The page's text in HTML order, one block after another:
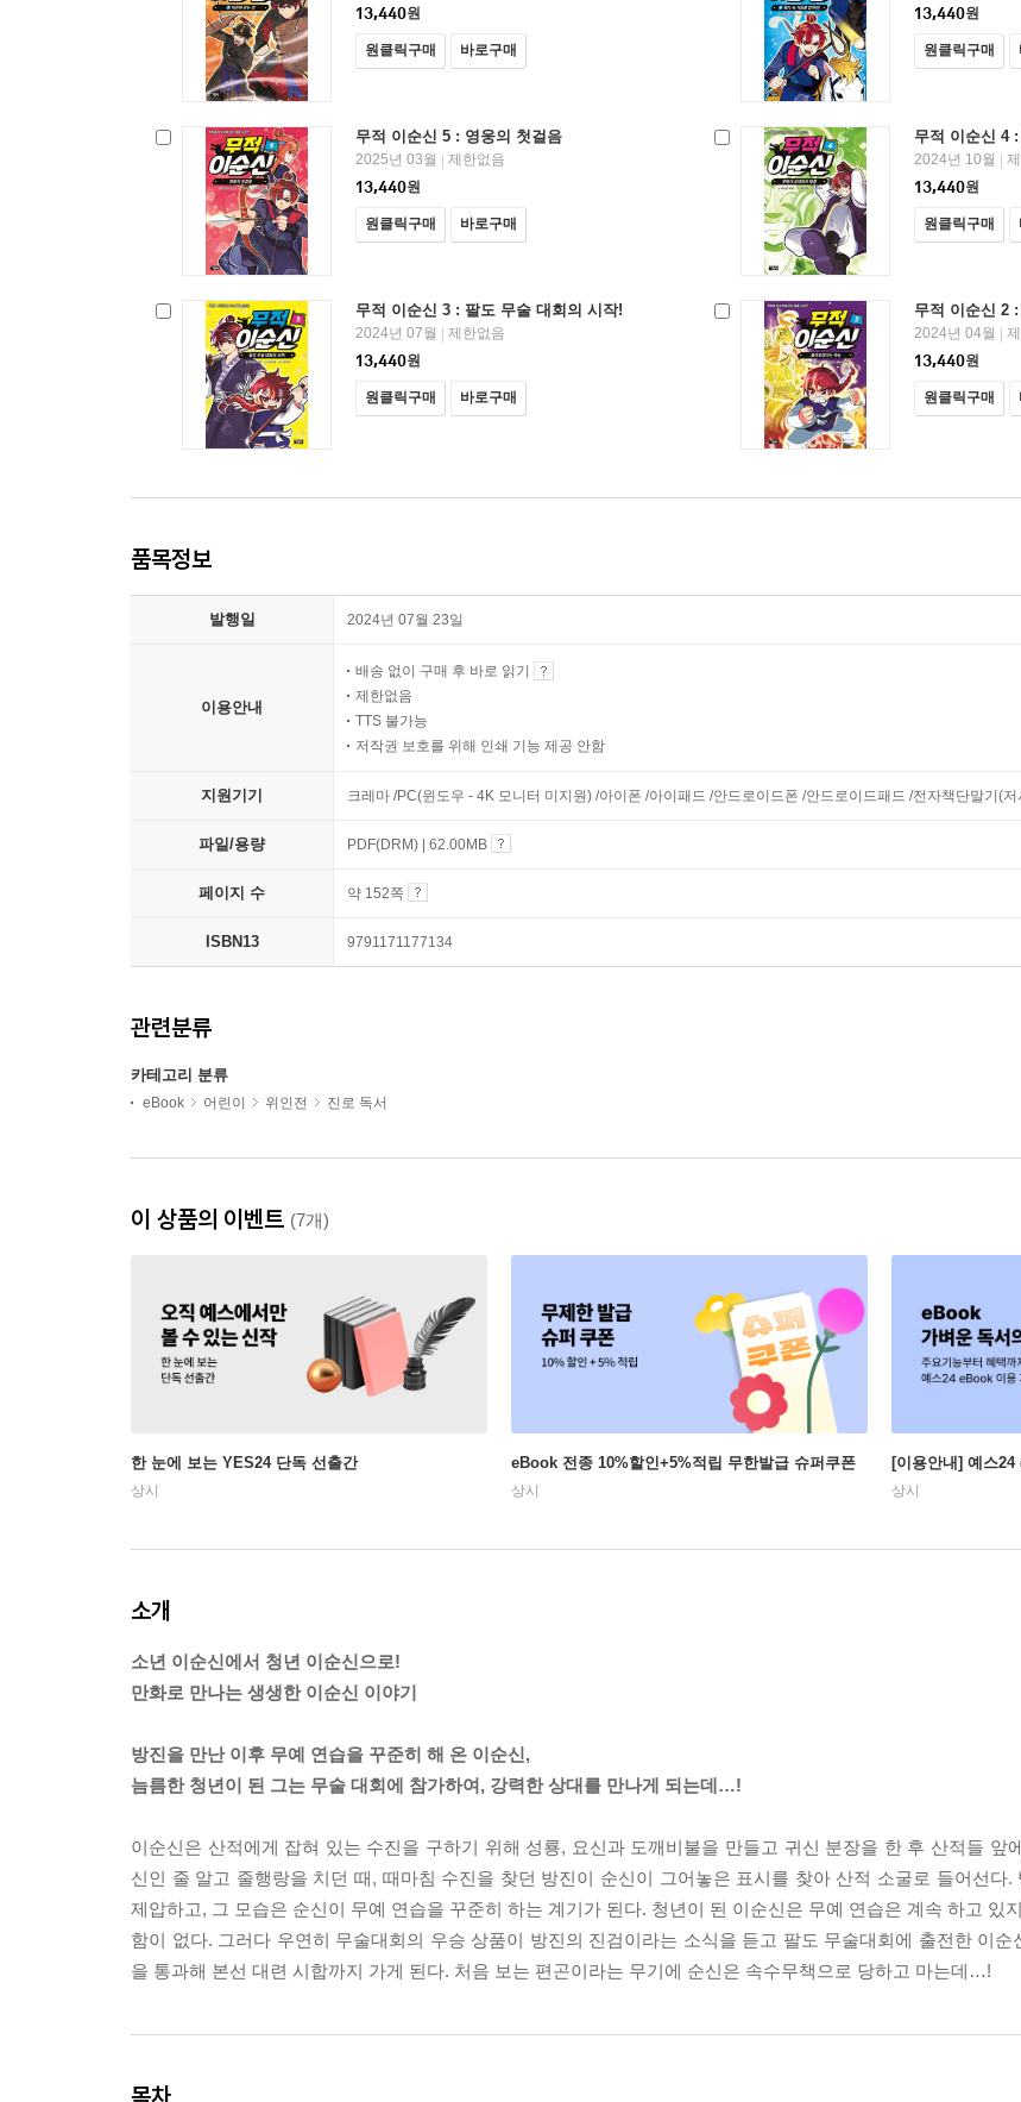
13,440원
원클릭구매 바로구매
13,440원
원클릭구매
무적 이순신 5 : 영웅의 첫걸음
2025년 03월 | 제한없음
13,440원
원클릭구매 바로구매
무적 이순신 4
2024년 10월 |
13,440원
원클릭구매
무적 이순신 3 : 팔도 무술 대회의 시작!
2024년 07월 | 제한없음
13,440원
원클릭구매 바로구매
무적 이순신 2
2024년 04월 |
13,440원
원클릭구매
품목정보
발행일 2024년 07월 23일
이용안내
배송 없이 구매 후 바로 읽기
제한없음
TTS 불가능
저작권 보호를 위해 인쇄 기능 제공 안함
지원기기 크레마 /PC(윈도우 - 4K 모니터 미지원) /아이폰 /아이패드 /안드로이드폰 /안드로이드패드 /전자책단말기(
파일/용량 PDF(DRM) | 62.00MB
페이지 수 약 152쪽
ISBN13 9791171177134
관련분류
카테고리 분류
eBook 어린이 위인전 진로 독서
이 상품의 이벤트 (7개)
한 눈에 보는 YES24 단독 선출간
상시
eBook 전종 10%할인+5%적립 무한발급 슈퍼쿠폰
상시
[이용안내] 예스
상시
소개
소년 이순신에서 청년 이순신으로!
만화로 만나는 생생한 이순신 이야기
방진을 만난 이후 무예 연습을 꾸준히 해 온 이순신,
늠름한 청년이 된 그는 무술 대회에 참가하여, 강력한 상대를 만나게 되는데…!
이순신은 산적에게 잡혀 있는 수진을 구하기 위해 성룡, 요신과 도깨비불을 만들고 귀신 분장을 한 후 산적들 앞
신인 줄 알고 줄행랑을 치던 때, 때마침 수진을 찾던 방진이 순신이 그어놓은 표시를 찾아 산적 소굴로 들어선다.
제압하고, 그 모습은 순신이 무예 연습을 꾸준히 하는 계기가 된다. 청년이 된 이순신은 무예 연습은 계속 하고 있
함이 없다. 그러다 우연히 무술대회의 우승 상품이 방진의 진검이라는 소식을 듣고 팔도 무술대회에 출전한 이순
을 통과해 본선 대련 시합까지 가게 된다. 처음 보는 편곤이라는 무기에 순신은 속수무책으로 당하고 마는데…!
목차